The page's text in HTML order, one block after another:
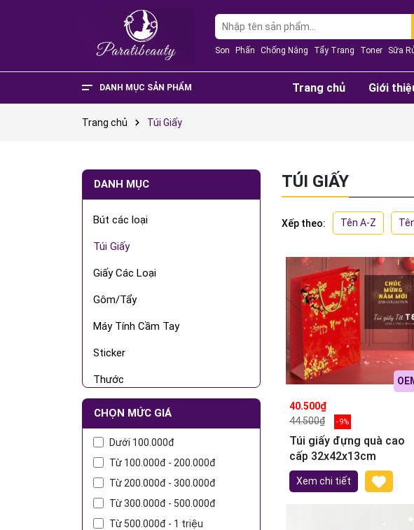
Son Phấn Chống Nắng Tẩy Trang Toner Sữa
DANH MỤC SẢN PHẨM Trang chủ Giới
Trang chủ Túi Giấy
DANH MỤC
Bút các loại
Túi Giấy
Giấy Các Loại
Gôm/Tẩy
Máy Tính Cầm Tay
Sticker
Thước
Túi/Hộp Đựng Bút
Kéo thủ công
Hộp Quà
Bảng
Sổ/Tập
CHỌN MỨC GIÁ
Dưới 100.000đ
Từ 100.000đ - 200.000đ
Từ 200.000đ - 300.000đ
Từ 300.000đ - 500.000đ
Từ 500.000đ - 1 triệu
TÚI GIẤY
Xếp theo: Tên A-Z
40.500₫
44.500₫
- 9%
Túi giấy đựng quà cao
cấp 32x42x13cm
Xem chi tiết